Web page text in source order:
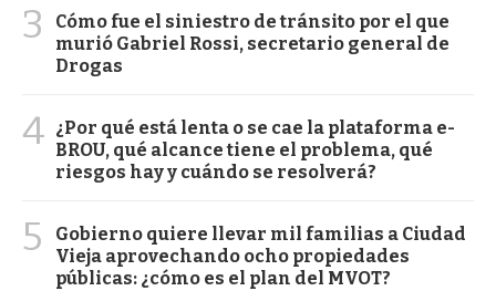
3
Cómo fue el siniestro de tránsito por el que
murió Gabriel Rossi, secretario general de
Drogas
4 ¿Por qué está lenta o se cae la plataforma e-
BROU, qué alcance tiene el problema, qué
riesgos hay y cuándo se resolverá?
5
Gobierno quiere llevar mil familias a Ciudad
Vieja aprovechando ocho propiedades
públicas: ¿cómo es el plan del MVOT?